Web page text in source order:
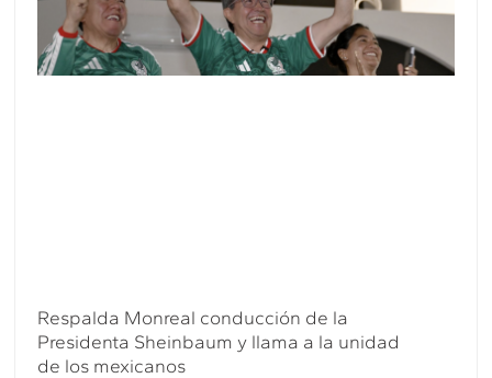
Respalda Monreal conducción de la
Presidenta Sheinbaum y llama a la unidad
de los mexicanos